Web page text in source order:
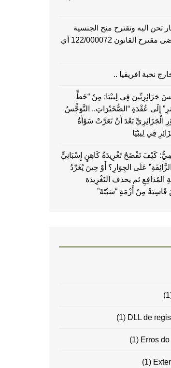
تحن اليه وتقترح منح الجنسية
الإسبانية بمقتضى مقترح القانون 122/000072 أي
نخبة افريقيا ..
جَزَائِرِيِّينَ فِي لِيبْيَا: مِنْ “خَطِّ
إِلَى عُقْدَةِ “الصُّخَيْرَاتِ.. التَّوَجُّسُ
الْجَزَائِرِيِّ بَعْدَ أَنْ تَعَرَّتْ سَوْأَةُ
فِي لِيبْيَا
كَيْفَ تَفْضَحُ تَغْرِيدَةُ كَاهِنٍ إِسْبَانِيٍّ
عَلَى الجِوَارِ؟ أَوْ حِينَ يُغَرِّدُ
المُدَافِعِ ثم يحذف التَغْرِيدَة
قَاسِيَةٌ مِنْ أَزْمَةِ “سَبْتَةَ”
DLL de
(1)
Erros
(1)
(1)